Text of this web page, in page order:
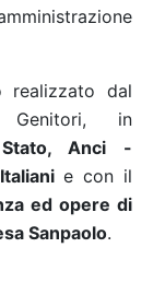
realizzato dal
Genitori, in
Anci -
e con il
ed opere di
Sanpaolo.